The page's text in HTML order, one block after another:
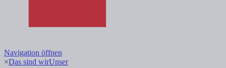
Navigation öffnen
×Das sind wirUnser